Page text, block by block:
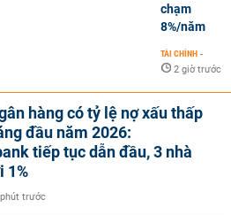
chạm
8%/năm
TÀI CHÍNH -
2 giờ trước
hàng có tỷ lệ nợ xấu thấp
đầu năm 2026:
tiếp tục dẫn đầu, 3 nhà
1%
trước